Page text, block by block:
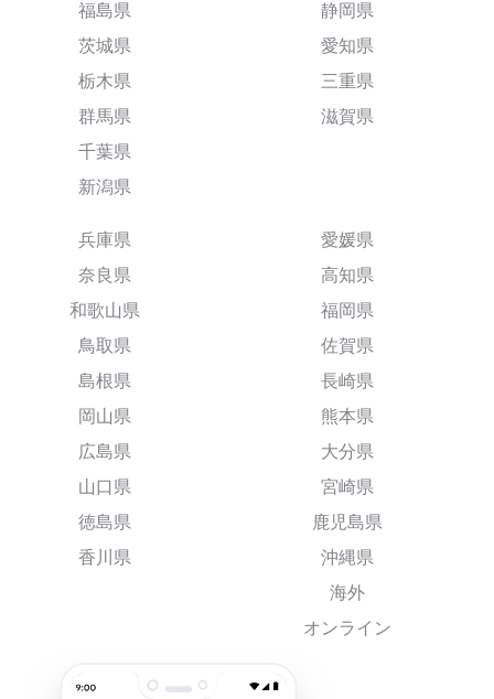
福島県
茨城県
栃木県
群馬県
千葉県
新潟県
静岡県
愛知県
三重県
滋賀県
兵庫県
奈良県
和歌山県
鳥取県
島根県
岡山県
広島県
山口県
徳島県
香川県
愛媛県
高知県
福岡県
佐賀県
長崎県
熊本県
大分県
宮崎県
鹿児島県
沖縄県
海外
オンライン